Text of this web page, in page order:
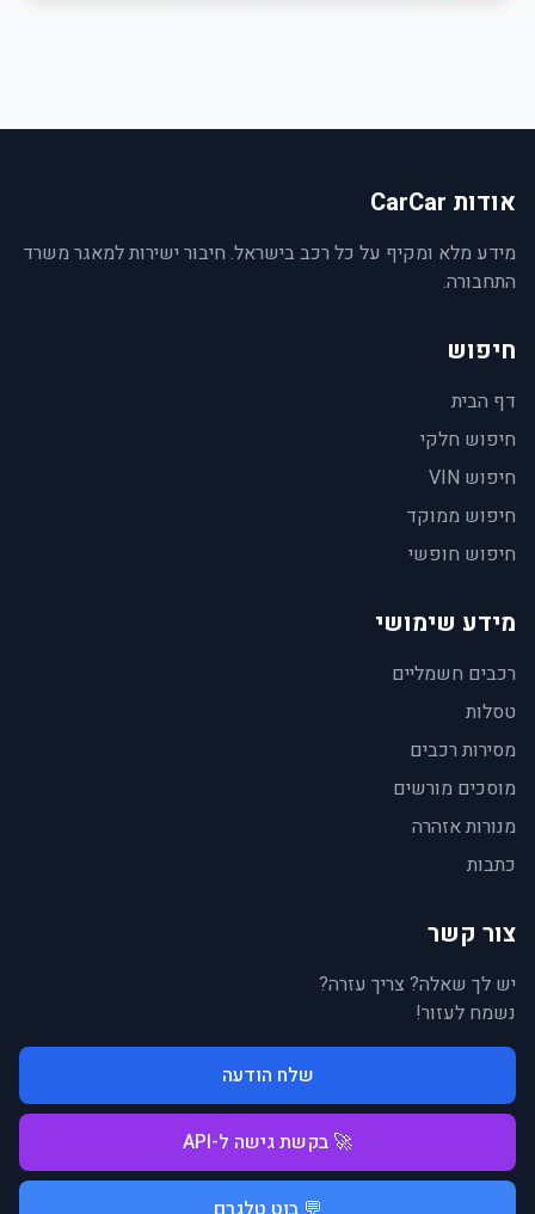
אודות CarCar
מידע מלא ומקיף על כל רכב בישראל. חיבור ישירות למאגר משרד
התחבורה.
חיפוש
דף הבית
חיפוש חלקי
חיפוש VIN
חיפוש ממוקד
חיפוש חופשי
מידע שימושי
רכבים חשמליים
טסלות
מסירות רכבים
מוסכים מורשים
מנורות אזהרה
כתבות
צור קשר
יש לך שאלה? צריך עזרה?
נשמח לעזור!
שלח הודעה
🚀 בקשת גישה ל-API